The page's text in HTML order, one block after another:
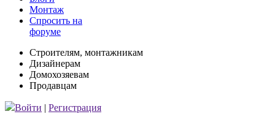
Монтаж
Спросить на
форуме
Строителям, монтажникам
Дизайнерам
Домохозяевам
Продавцам
Войти | Регистрация